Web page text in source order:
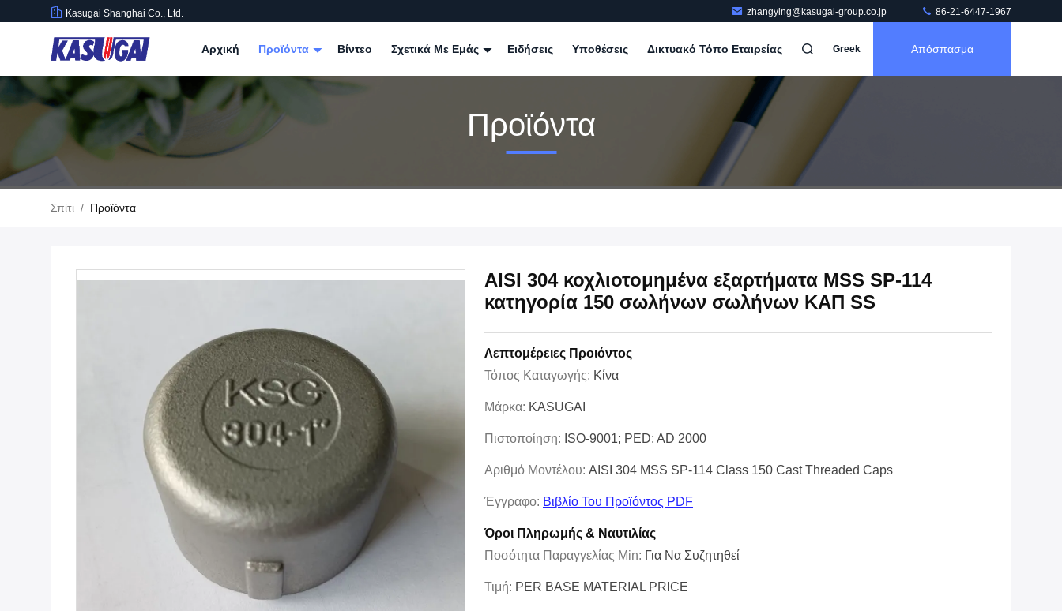
Kasugai Shanghai Co., Ltd. zhangying@kasugai-group.co.jp 86-21-6447-1967
Αρχική Προϊόντα Βίντεο Σχετικά Με Εμάς Ειδήσεις Υποθέσεις Δικτυακό Τόπο Εταιρείας Greek Απόσπασμα
Προϊόντα
Σπίτι / Προϊόντα
AISI 304 κοχλιοτομημένα εξαρτήματα MSS SP-114
κατηγορία 150 σωλήνων σωλήνων ΚΑΠ SS
Λεπτομέρειες Προιόντος
Τόπος Καταγωγής: Κίνα
Μάρκα: KASUGAI
Πιστοποίηση: ISO-9001; PED; AD 2000
Αριθμό Μοντέλου: AISI 304 MSS SP-114 Class 150 Cast Threaded Caps
Έγγραφο: Βιβλίο Του Προϊόντος PDF
Όροι Πληρωμής & Ναυτιλίας
Ποσότητα Παραγγελίας Min: Για Να Συζητηθεί
Τιμή: PER BASE MATERIAL PRICE